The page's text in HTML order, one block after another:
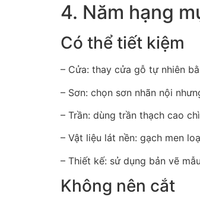
4. Năm hạng
Có thể tiết kiệm
– Cửa: thay cửa gỗ tự nhiên
– Sơn: chọn sơn nhãn nội
– Trần: dùng trần thạch cao
– Vật liệu lát nền: gạch men
– Thiết kế: sử dụng bản vẽ
Không nên cắt